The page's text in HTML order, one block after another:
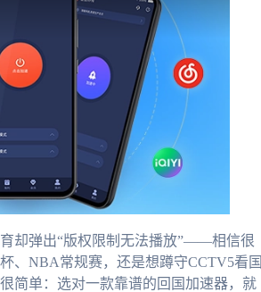
却弹出“版权限制无法播放”——相信很
、NBA常规赛，还是想蹲守CCTV5看国
简单：选对一款靠谱的回国加速器，就